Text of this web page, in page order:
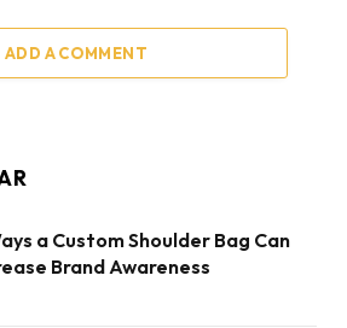
ADD A COMMENT
a Custom Shoulder Bag Can
Brand Awareness